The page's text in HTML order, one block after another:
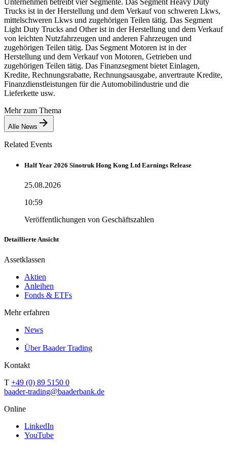
Trucks ist in der Herstellung und dem Verkauf von schweren Lkws,
mittelschweren Lkws und zugehörigen Teilen tätig. Das Segment
Light Duty Trucks and Other ist in der Herstellung und dem Verkauf
von leichten Nutzfahrzeugen und anderen Fahrzeugen und
zugehörigen Teilen tätig. Das Segment Motoren ist in der
Herstellung und dem Verkauf von Motoren, Getrieben und
zugehörigen Teilen tätig. Das Finanzsegment bietet Einlagen,
Kredite, Rechnungsrabatte, Rechnungsausgabe, anvertraute Kredite,
Finanzdienstleistungen für die Automobilindustrie und die
Lieferkette usw.
Mehr zum Thema
Alle News
Related Events
Half Year 2026 Sinotruk Hong Kong Ltd Earnings Release
25.08.2026
10:59
Veröffentlichungen von Geschäftszahlen
Detaillierte Ansicht
Assetklassen
Aktien
Anleihen
Fonds & ETFs
Mehr erfahren
News
Über Baader Trading
Kontakt
T +49 (0) 89 5150 0
baader-trading@baaderbank.de
Online
LinkedIn
YouTube